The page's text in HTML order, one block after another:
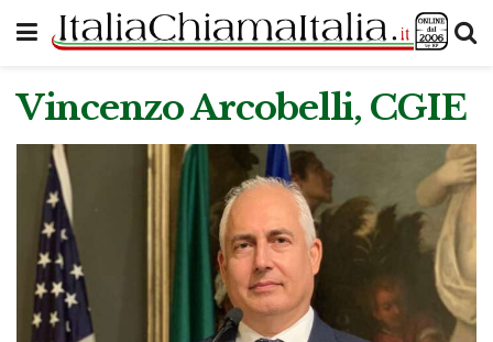
Vincenzo Arcobelli, CGIE